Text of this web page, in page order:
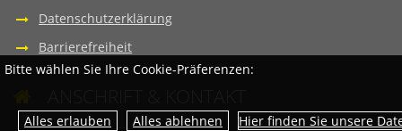
Datenschutzerklärung
Barrierefreiheit
Bitte wählen Sie Ihre Cookie-Präferenzen:
Hier finden Sie unsere